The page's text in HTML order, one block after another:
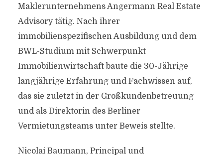
Maklerunternehmens Angermann Real Estate
Advisory tätig. Nach ihrer
immobilienspezifischen Ausbildung und dem
BWL-Studium mit Schwerpunkt
Immobilienwirtschaft baute die 30-Jährige
langjährige Erfahrung und Fachwissen auf,
das sie zuletzt in der Großkundenbetreuung
und als Direktorin des Berliner
Vermietungsteams unter Beweis stellte.
Nicolai Baumann, Principal und